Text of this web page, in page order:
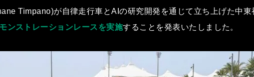
Timpano)が⾃律⾛⾏⾞とAIの研究開発を通じて⽴ち上げた中
ストレーションレースを実施することを発表いたしました。